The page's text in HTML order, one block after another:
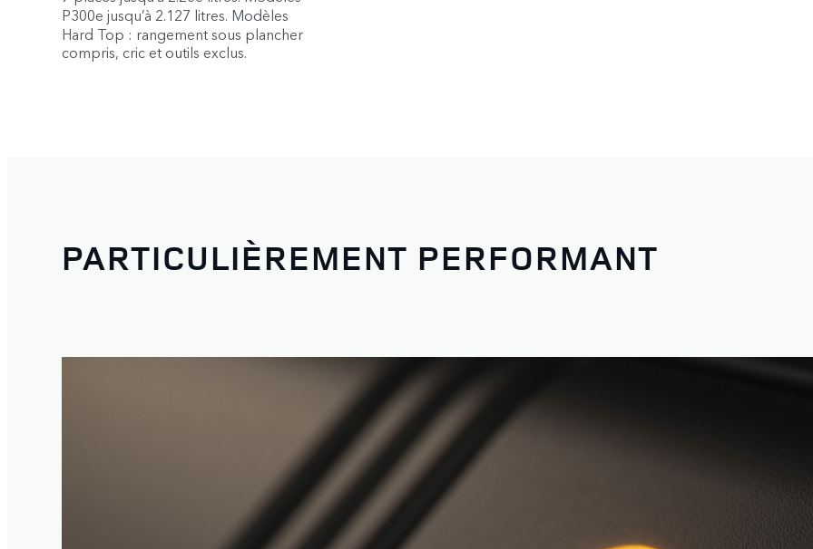
P300e jusqu’à 2.127 litres. Modèles
Hard Top : rangement sous plancher
compris, cric et outils exclus.
PARTICULIÈREMENT PERFORMANT